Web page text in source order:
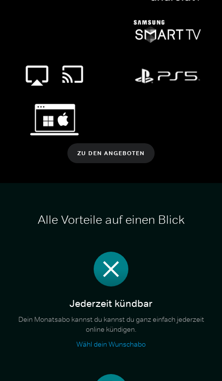
ZU DEN ANGEBOTEN
Alle Vorteile auf einen Blick
Jederzeit kündbar
Dein Monatsabo kannst du kannst du ganz einfach jederzeit
online kündigen.
Wähl dein Wunschabo